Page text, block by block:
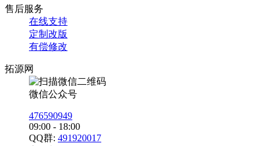
售后服务
在线支持
定制改版
有偿修改
拓源网
微信公众号
476590949
09:00 - 18:00
QQ群: 491920017